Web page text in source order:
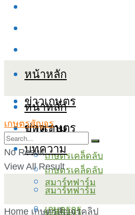
หน้าหลัก
ข่าวเกษตร
บทความ
เกษตรเคล็ดลับ
สมาร์ทฟาร์ม
เกษตรกูรู
หน้าหลัก
ข่าวเกษตร
บทความ
เกษตรเคล็ดลับ
สมาร์ทฟาร์ม
เกษตรกูรู
เกษตรสัญจร
No Result
View All Result
Home เกษตรสัญจรคลิป